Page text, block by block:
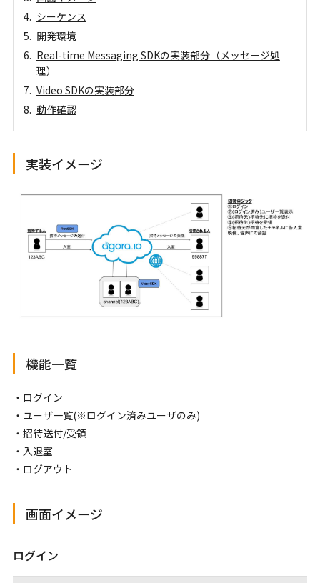
シーケンス
開発環境
Real-time Messaging SDKの実装部分（メッセージ処
理）
Video SDKの実装部分
動作確認
実装イメージ
機能一覧
・ログイン
・ユーザ一覧(※ログイン済みユーザのみ)
・招待送付/受領
・入退室
・ログアウト
画面イメージ
ログイン